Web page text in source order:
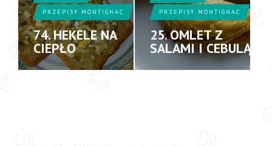
PRZEPISY MONTIGNAC
74. HEKELE NA
CIEPŁO
PRZEPISY MONTIGNAC
25. OMLET Z
SALAMI I CEBULĄ